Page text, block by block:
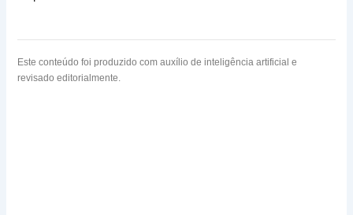
Este conteúdo foi produzido com auxílio de inteligência artificial e
revisado editorialmente.